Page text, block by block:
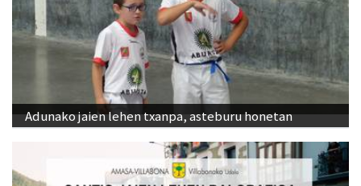
Adunako jaien lehen txanpa, asteburu honetan